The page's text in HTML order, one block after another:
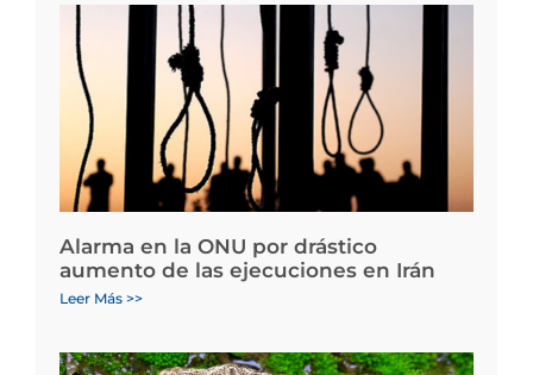
Alarma en la ONU por drástico
aumento de las ejecuciones en Irán
Leer Más >>